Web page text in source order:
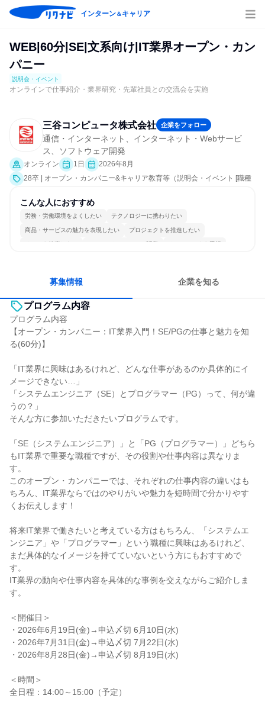
インターン＆キャリア
WEB|60分|SE|文系向け|IT業界オープン・カン
パニー
説明会・イベント
オンラインで仕事紹介・業界研究・先輩社員との交流会を実施
三谷コンピュータ株式会社 企業をフォロー
通信・インターネット、インターネット・Webサービ
ス、ソフトウェア開発
オンライン 1日
2026年8月
28卒 | オープン・カンパニー&キャリア教育等（説明会・イベント [職種
こんな人におすすめ
労務・労働環境をよくしたい テクノロジーに携わりたい
商品・サービスの魅力を表現したい プロジェクトを推進したい
チームを統率したい コミュニケーションが活発 チームワークを重視
募集情報 企業を知る
プログラム内容
プログラム内容
【オープン・カンパニー：IT業界入門！SE/PGの仕事と魅力を知
る(60分)】
「IT業界に興味はあるけれど、どんな仕事があるのか具体的にイ
メージできない…」
「システムエンジニア（SE）とプログラマー（PG）って、何が違
うの？」
そんな方に参加いただきたいプログラムです。
「SE（システムエンジニア）」と「PG（プログラマー）」どちら
もIT業界で重要な職種ですが、その役割や仕事内容は異なりま
す。
このオープン・カンパニーでは、それぞれの仕事内容の違いはも
ちろん、IT業界ならではのやりがいや魅力を短時間で分かりやす
くお伝えします！
将来IT業界で働きたいと考えている方はもちろん、「システムエ
ンジニア」や「プログラマー」という職種に興味はあるけれど、
まだ具体的なイメージを持てていないという方にもおすすめで
す。
IT業界の動向や仕事内容を具体的な事例を交えながらご紹介しま
す。
＜開催日＞
・2026年6月19日(金)→申込〆切 6月10日(水)
・2026年7月31日(金)→申込〆切 7月22日(水)
・2026年8月28日(金)→申込〆切 8月19日(水)
＜時間＞
全日程：14:00～15:00（予定）